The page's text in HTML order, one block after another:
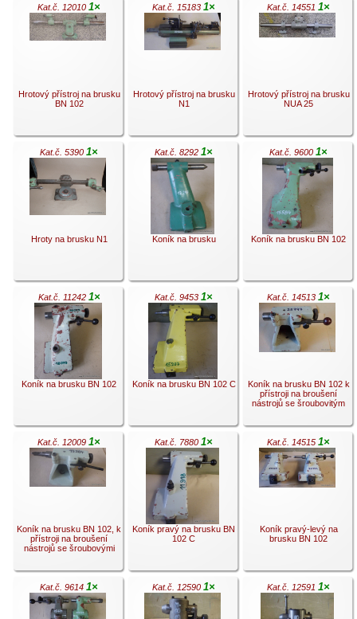
.
.
Kat.č. 12010 1×
Hrotový přístroj na brusku
BN 102
.
Kat.č. 15183 1×
Hrotový přístroj na brusku
N1
.
Kat.č. 14551 1×
Hrotový přístroj na brusku
NUA 25
.
Kat.č. 5390 1×
Hroty na brusku N1
.
Kat.č. 8292 1×
Koník na brusku
.
Kat.č. 9600 1×
Koník na brusku BN 102
.
Kat.č. 11242 1×
Koník na brusku BN 102
.
Kat.č. 9453 1×
Koník na brusku BN 102 C
Kat.č. 14513 1×
Koník na brusku BN 102 k
přístroji na broušení
nástrojů se šroubovitým
.
Kat.č. 12009 1×
Koník na brusku BN 102, k
přístroji na broušení
nástrojů se šroubovými
Kat.č. 7880 1×
Koník pravý na brusku BN
102 C
Kat.č. 14515 1×
Koník pravý-levý na
brusku BN 102
Kat.č. 9614 1× Kat.č. 12590 1× Kat.č. 12591 1×